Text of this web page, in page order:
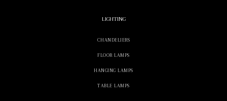
LIGHTING
CHANDELIERS
FLOOR LAMPS
HANGING LAMPS
TABLE LAMPS